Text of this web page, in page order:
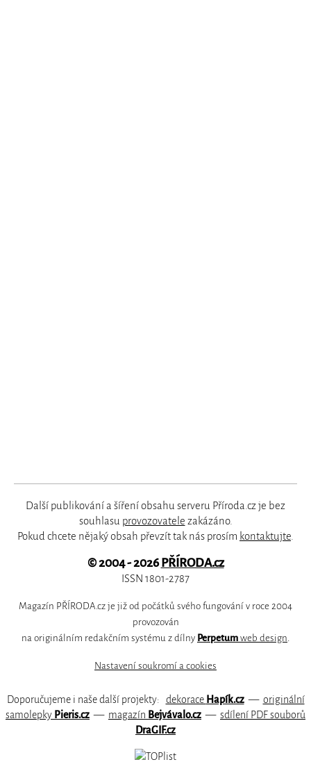
Další publikování a šíření obsahu serveru Příroda.cz je bez
souhlasu provozovatele zakázáno.
Pokud chcete nějaký obsah převzít tak nás prosím kontaktujte.
© 2004 - 2026PŘÍRODA.cz
ISSN 1801-2787
Magazín PŘÍRODA.cz je již od počátků svého fungování v roce 2004
provozován
na originálním redakčním systému z dílny Perpetum web design
Nastavení soukromí a cookies
Doporučujeme i naše další projekty: dekorace Hapík.cz— originální
samolepky Pieris.cz — magazín Bejvávalo.cz — sdílení PDF souborů
DraGIF.cz